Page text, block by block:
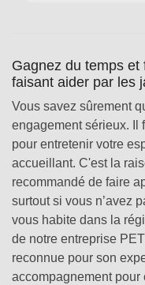
Gagnez du temps et
faisant aider par les
Vous savez sûrement
engagement sérieux. Il
pour entretenir votre
accueillant. C'est la
recommandé de faire
surtout si vous n’avez
vous habite dans la
de notre entreprise
reconnue pour son
accompagnement